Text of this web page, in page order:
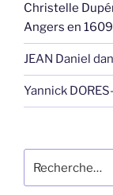
Christelle
Angers en 1609
JEAN Daniel
Yannick
pour